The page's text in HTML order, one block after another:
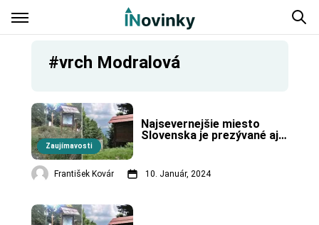
#vrch Modralová
Zaujímavosti
Najsevernejšie miesto
Slovenska je prezývané aj
František Kovár 10. Január, 2024